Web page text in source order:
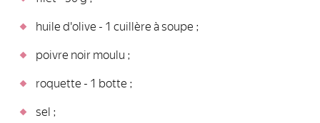
huile d'olive - 1 cuillère à soupe ;
poivre noir moulu ;
roquette - 1 botte ;
sel ;